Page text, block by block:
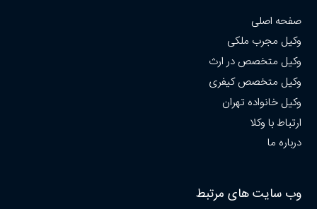
صفحه اصلی
وکیل مجرب ملکی
وکیل متخصص در ارث
وکیل متخصص کیفری
وکیل خانواده تهران
ارتباط با وکلا
درباره ما
وب سایت های مرتبط